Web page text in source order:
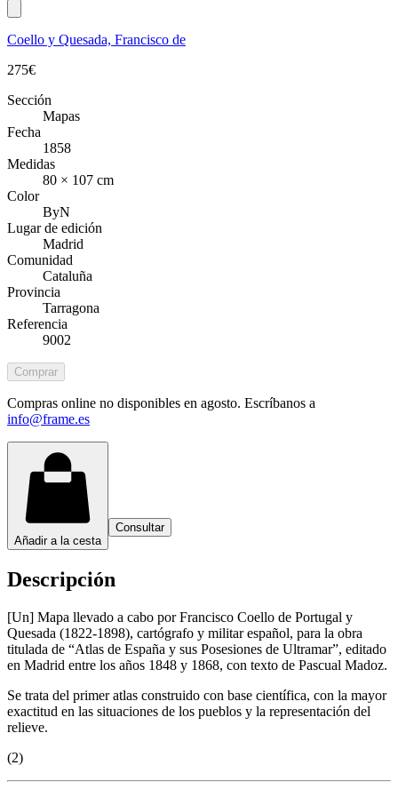
Coello y Quesada, Francisco de
275€
Sección
Mapas
Fecha
1858
Medidas
80 × 107 cm
Color
ByN
Lugar de edición
Madrid
Comunidad
Cataluña
Provincia
Tarragona
Referencia
9002
Comprar
Compras online no disponibles en agosto. Escríbanos a
info@frame.es
Añadir a la cesta
Consultar
Descripción
[Un] Mapa llevado a cabo por Francisco Coello de Portugal y
Quesada (1822-1898), cartógrafo y militar español, para la obra
titulada de “Atlas de España y sus Posesiones de Ultramar”, editado
en Madrid entre los años 1848 y 1868, con texto de Pascual Madoz.
Se trata del primer atlas construido con base científica, con la mayor
exactitud en las situaciones de los pueblos y la representación del
relieve.
(2)